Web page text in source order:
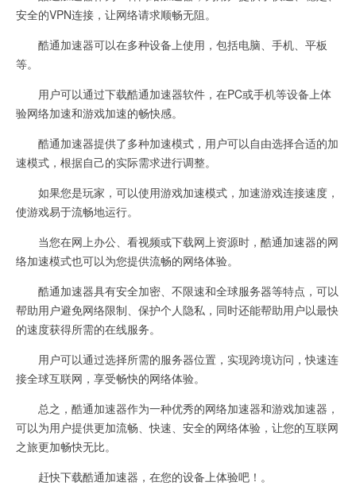
安全的VPN连接，让网络请求顺畅无阻。
酷通加速器可以在多种设备上使用，包括电脑、手机、平板
等。
用户可以通过下载酷通加速器软件，在PC或手机等设备上体
验网络加速和游戏加速的畅快感。
酷通加速器提供了多种加速模式，用户可以自由选择合适的加
速模式，根据自己的实际需求进行调整。
如果您是玩家，可以使用游戏加速模式，加速游戏连接速度，
使游戏易于流畅地运行。
当您在网上办公、看视频或下载网上资源时，酷通加速器的网
络加速模式也可以为您提供流畅的网络体验。
酷通加速器具有安全加密、不限速和全球服务器等特点，可以
帮助用户避免网络限制、保护个人隐私，同时还能帮助用户以最快
的速度获得所需的在线服务。
用户可以通过选择所需的服务器位置，实现跨境访问，快速连
接全球互联网，享受畅快的网络体验。
总之，酷通加速器作为一种优秀的网络加速器和游戏加速器，
可以为用户提供更加流畅、快速、安全的网络体验，让您的互联网
之旅更加畅快无比。
赶快下载酷通加速器，在您的设备上体验吧！。